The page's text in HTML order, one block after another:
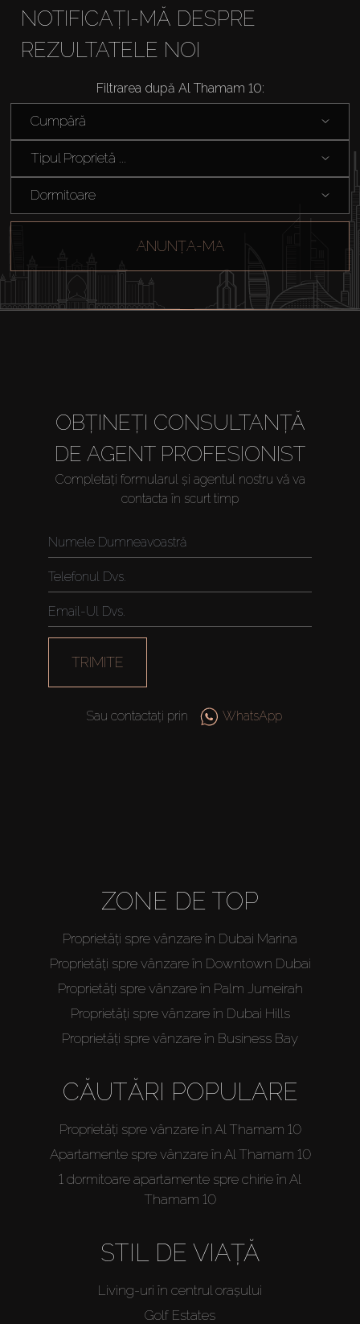
Cumpărați
Închiriați
Vânzare
Agenți
NOTIFICAȚI-MĂ DESPRE
REZULTATELE NOI
Filtrarea după Al Thamam 10:
Cumpără
Tipul Proprietă ...
Dormitoare
ANUNȚA-MA
OBȚINEȚI CONSULTANȚĂ
DE AGENT PROFESIONIST
Completați formularul și agentul nostru vă va
contacta în scurt timp
TRIMITE
Sau contactați prin WhatsApp
ZONE DE TOP
Proprietăți spre vânzare în Dubai Marina
Proprietăți spre vânzare în Downtown Dubai
Proprietăți spre vânzare în Palm Jumeirah
Proprietăți spre vânzare în Dubai Hills
Proprietăți spre vânzare în Business Bay
CĂUTĂRI POPULARE
Proprietăți spre vânzare în Al Thamam 10
Apartamente spre vânzare în Al Thamam 10
1 dormitoare apartamente spre chirie în Al
Thamam 10
STIL DE VIAȚĂ
Living-uri în centrul orașului
Golf Estates